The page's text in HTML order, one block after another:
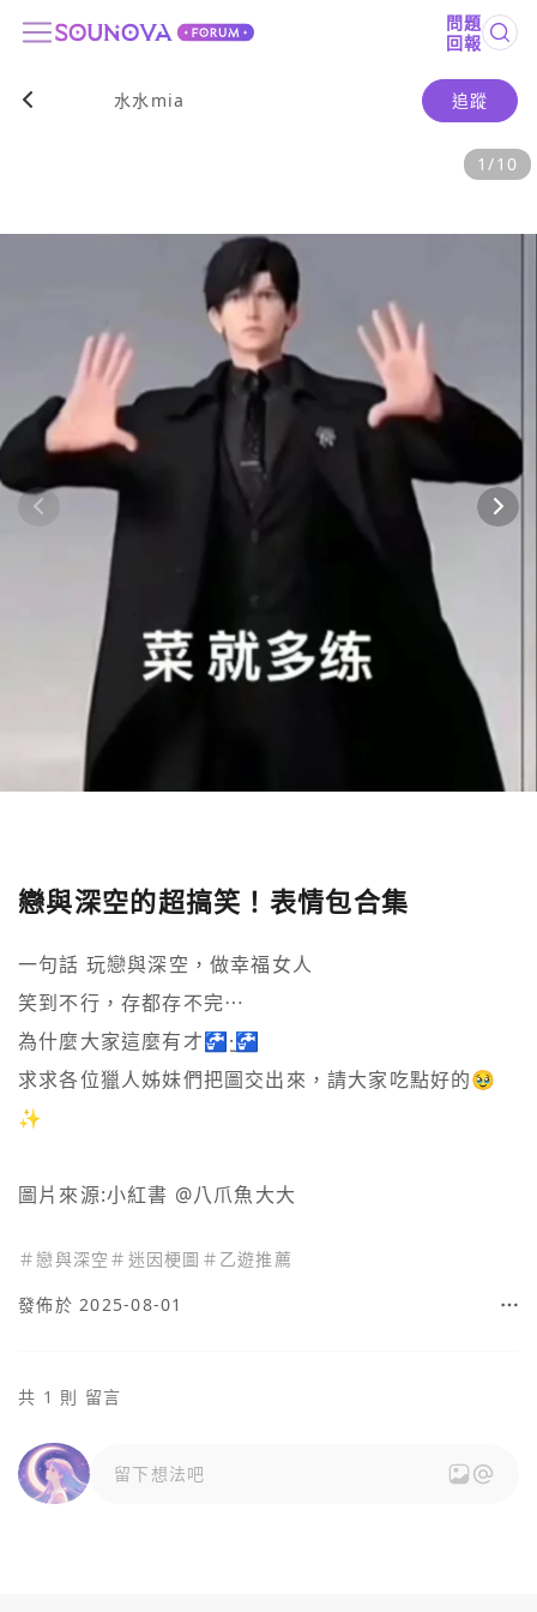
問題
回報
1/10
水水mia 追蹤
戀與深空的超搞笑！表情包合集
一句話 玩戀與深空，做幸福女人
笑到不行，存都存不完⋯
為什麼大家這麼有才🚰·̫🚰
求求各位獵人姊妹們把圖交出來，請大家吃點好的🥹
✨
圖片來源:小紅書 @八爪魚大大
＃ 戀與深空 ＃ 迷因梗圖 ＃ 乙遊推薦
發佈於 2025-08-01
共 1 則 留言
留下想法吧